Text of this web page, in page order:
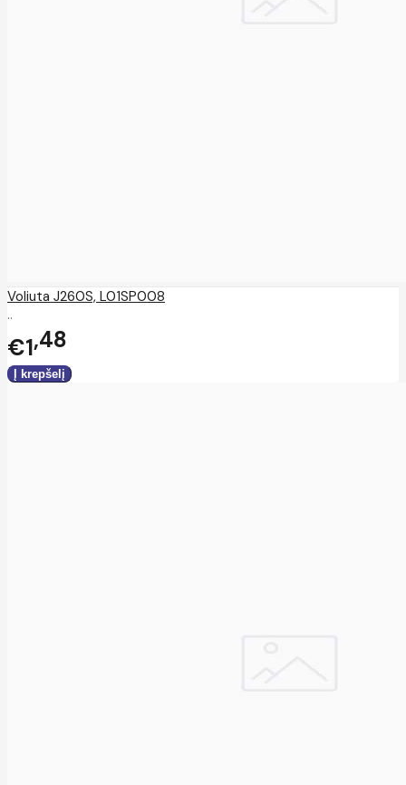
Voliuta J260S, L01SP008
..
€1 48